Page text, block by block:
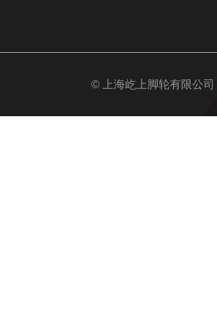
© 上海屹上脚轮有限公司